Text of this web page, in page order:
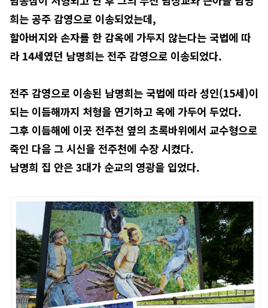
희는 공주 감영으로 이송되었는데,
할아버지와 손자를 한 감옥에 가두지 않는다는 국법에 따
라 14세였던 남명희는 전주 감영으로 이송되었다.
전주 감영으로 이송된 남명희는 국법에 따라 성인(15세)이
되는 이듬해까지 처형을 연기하고 옥에 가두어 두었다.
그후 이듬해에 이곳 전주천 옆의 초록바위에서 교수형으로
죽인 다음 그 시신을 전주천에 수장 시켰다.
남명희 집 안은 3대가 순교의 영광을 입었다.